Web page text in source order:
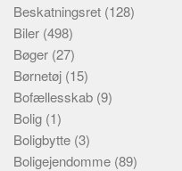
Beskatningsret (128)
Biler (498)
Bøger (27)
Børnetøj (15)
Bofællesskab (9)
Bolig (1)
Boligbytte (3)
Boligejendomme (89)